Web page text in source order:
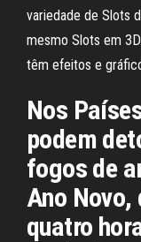
variedade de Slots
mesmo Slots em
têm efeitos e
Nos
podem
fogos de
Ano Novo,
quatro